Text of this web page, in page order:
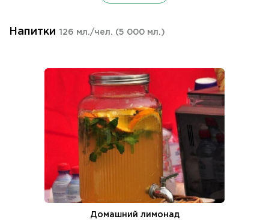
Напитки 126 мл./чел. (5 000 мл.)
Домашний лимонад